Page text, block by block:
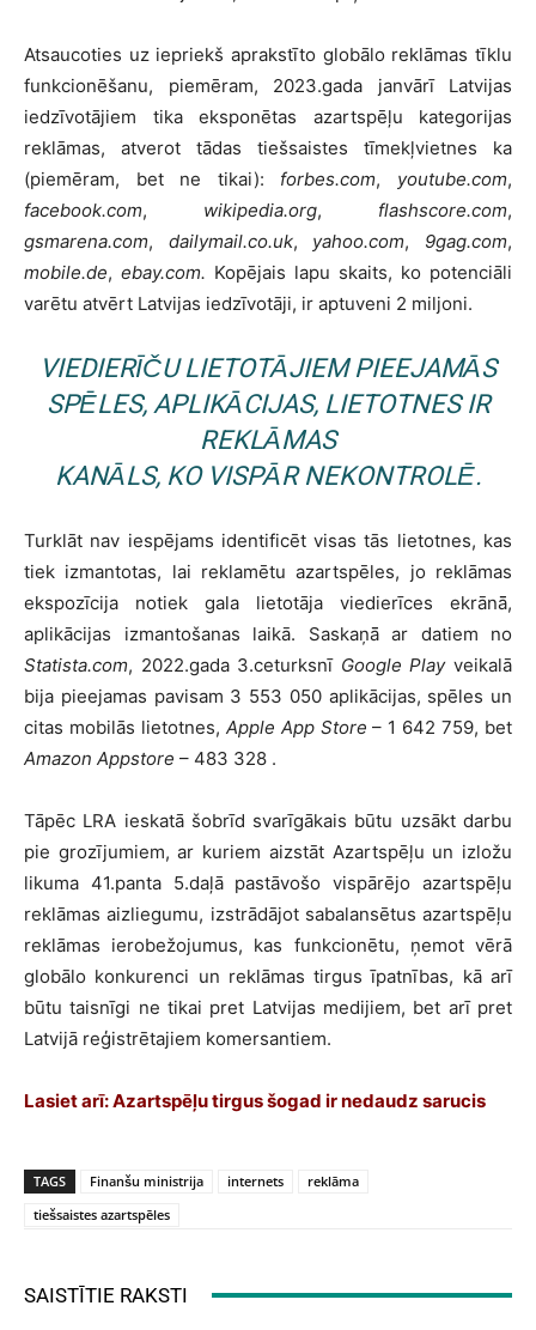
Atsaucoties uz iepriekš aprakstīto globālo reklāmas tīklu
funkcionēšanu, piemēram, 2023.gada janvārī Latvijas
iedzīvotājiem tika eksponētas azartspēļu kategorijas
reklāmas, atverot tādas tiešsaistes tīmekļvietnes ka
(piemēram, bet ne tikai): forbes.com, youtube.com,
facebook.com, wikipedia.org, flashscore.com,
gsmarena.com, dailymail.co.uk, yahoo.com, 9gag.com,
mobile.de, ebay.com. Kopējais lapu skaits, ko potenciāli
varētu atvērt Latvijas iedzīvotāji, ir aptuveni 2 miljoni.
VIEDIERĪČU LIETOTĀJIEM PIEEJAMĀS
SPĒLES, APLIKĀCIJAS, LIETOTNES IR
REKLĀMAS
KANĀLS, KO VISPĀR NEKONTROLĒ.
Turklāt nav iespējams identificēt visas tās lietotnes, kas
tiek izmantotas, lai reklamētu azartspēles, jo reklāmas
ekspozīcija notiek gala lietotāja viedierīces ekrānā̄,
aplikācijas izmantošanas laikā. Saskaņā̄ ar datiem no
Statista.com, 2022.gada 3.ceturksnī Google Playveikalā
bija pieejamas pavisam 3 553 050 aplikācijas, spēles un
citas mobilās lietotnes, Apple App Store – 1 642 759, bet
Amazon Appstore – 483 328 .
Tāpēc LRA ieskatā šobrīd svarīgākais būtu uzsākt darbu
pie grozījumiem, ar kuriem aizstāt Azartspēļu un izložu
likuma 41.panta 5.daļā pastāvošo vispārējo azartspēļu
reklāmas aizliegumu, izstrādājot sabalansētus azartspēļu
reklāmas ierobežojumus, kas funkcionētu, ņemot vērā
globālo konkurenci un reklāmas tirgus īpatnības, kā arī
būtu taisnīgi ne tikai pret Latvijas medijiem, bet arī pret
Latvijā reģistrētajiem komersantiem.
Lasiet arī:Azartspēļu tirgus šogad ir nedaudz sarucis
TAGS Finanšu ministrija internets
reklāma
tiešsaistes azartspēles
SAISTĪTIE RAKSTI